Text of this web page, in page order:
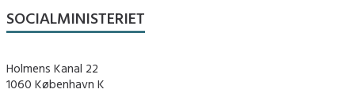
SOCIALMINISTERIET
Holmens Kanal 22
1060 København K